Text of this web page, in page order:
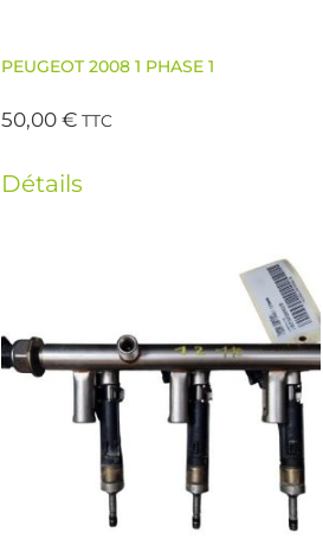
PEUGEOT 2008 1 PHASE 1
50,00€ TTC
Détails